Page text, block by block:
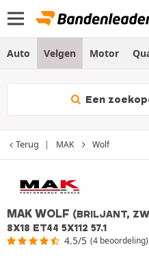
Auto Velgen Motor
Een
Terug MAK Wolf
MAK WOLF (BRILJANT,
8X18 ET44 5X112 57.1
4.5/5 (4 beoordeling)